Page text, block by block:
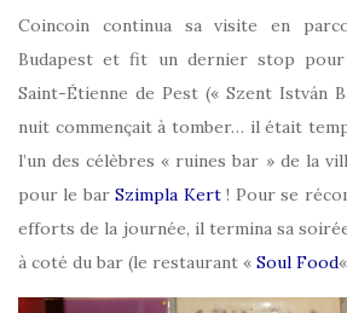
Coincoin continua sa visite en
Budapest et fit un dernier stop
Saint-Étienne de Pest (« Szent István
nuit commençait à tomber… il était
l’un des célèbres « ruines bar » de la
pour le barSzimpla Kert! Pour se
efforts de la journée, il termina sa
à coté du bar (le restaurant « Soul Food